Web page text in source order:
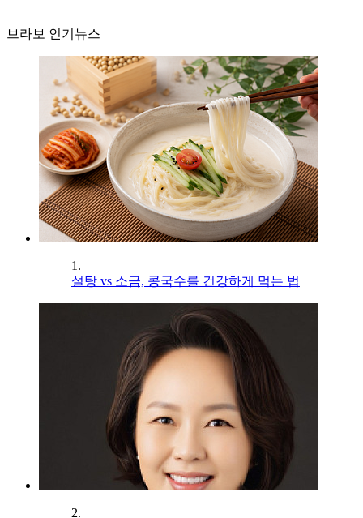
브라보 인기뉴스
1.
설탕 vs 소금, 콩국수를 건강하게 먹는 법
2.